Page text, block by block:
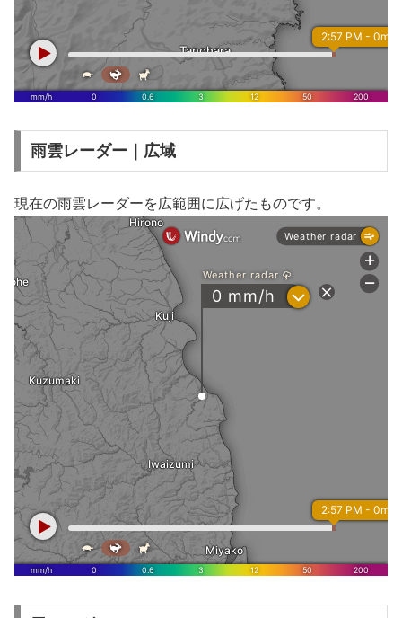
雨雲レーダー｜広域
現在の雨雲レーダーを広範囲に広げたものです。